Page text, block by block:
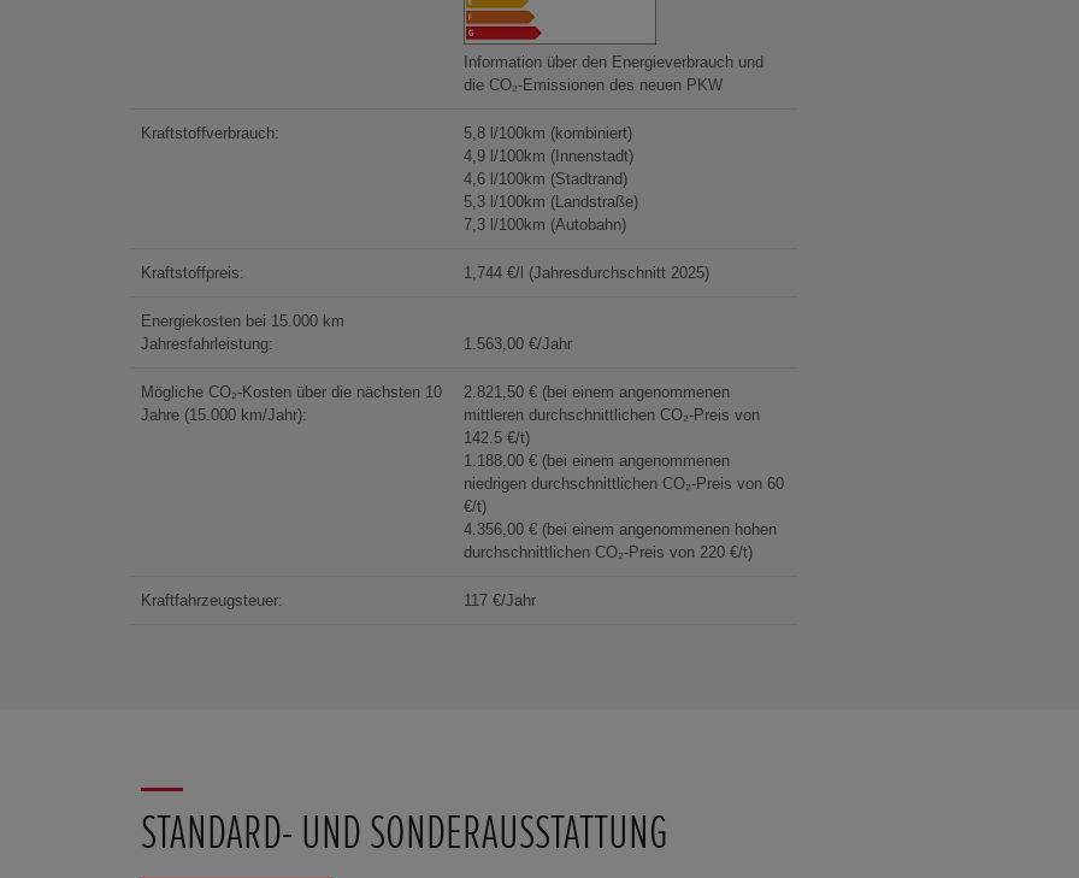
Information über den Energieverbrauch und
die CO₂-Emissionen des neuen PKW
Kraftstoffverbrauch:
5,8 l/100km (kombiniert)
4,9 l/100km (Innenstadt)
4,6 l/100km (Stadtrand)
5,3 l/100km (Landstraße)
7,3 l/100km (Autobahn)
Kraftstoffpreis: 1,744 €/l (Jahresdurchschnitt 2025)
Energiekosten bei 15.000 km
Jahresfahrleistung:
1.563,00 €/Jahr
Mögliche CO₂-Kosten über die nächsten 10
Jahre (15.000 km/Jahr):
2.821,50 € (bei einem angenommenen
mittleren durchschnittlichen CO₂-Preis von
142.5 €/t)
1.188,00 € (bei einem angenommenen
niedrigen durchschnittlichen CO₂-Preis von 60
€/t)
4.356,00 € (bei einem angenommenen hohen
durchschnittlichen CO₂-Preis von 220 €/t)
Kraftfahrzeugsteuer: 117 €/Jahr
STANDARD- UND SONDERAUSSTATTUNG